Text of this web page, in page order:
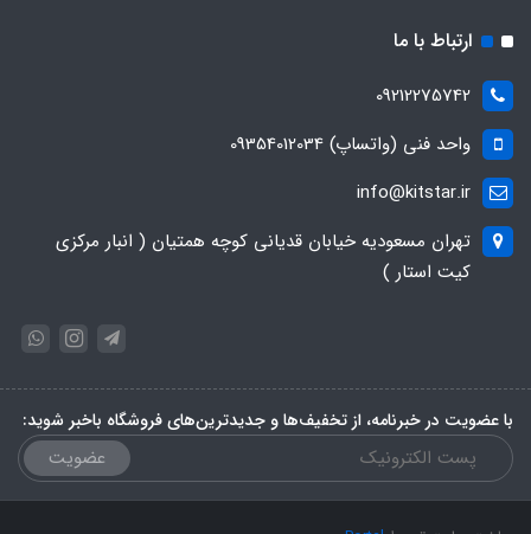
ارتباط با ما
09212275742
واحد فنی (واتساپ) 09354012034
info@kitstar.ir
تهران مسعودیه خیابان قدیانی کوچه همتیان ( انبار مرکزی
کیت استار )
با عضویت در خبرنامه، از تخفیف‌ها و جدیدترین‌های فروشگاه باخبر شوید:
عضویت